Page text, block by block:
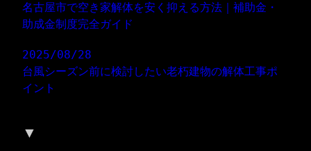
名古屋市で空き家解体を安く抑える方法｜補助金・
助成金制度完全ガイド
2025/08/28
台風シーズン前に検討したい老朽建物の解体工事ポ
イント
▼